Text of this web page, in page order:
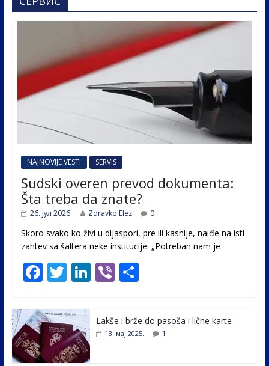
NAJNOVIJE VESTI SERVIS
Sudski overen prevod dokumenta:
Šta treba da znate?
26. јул 2026. Zdravko Elez 0
Skoro svako ko živi u dijaspori, pre ili kasnije, naiđe na isti
zahtev sa šaltera neke institucije: „Potreban nam je
F
e
b
o
T
itt
er
Li
e
Vi
er
S
ar
e
Lakše i brže do pasoša i lične karte
13. мај 2025. 1